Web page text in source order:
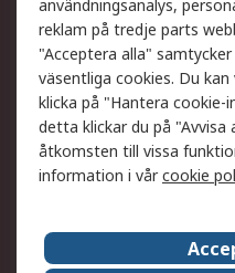
Support
Få hjälp
Leverans
Begär en fakturakopi
Betalningsalternativ
Om RS
användningsanalys,
reklam på tredje parts
"Acceptera alla"
väsentliga cookies. Du
klicka på "Hantera cookie-
detta klickar du på "Avvisa
åtkomsten till vissa
information i vårcookie